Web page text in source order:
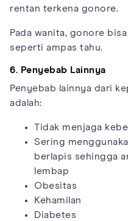
rentan terkena gonore.
Pada wanita, gonore
seperti ampas tahu.
6. Penyebab Lainnya
Penyebab lainnya dari
adalah:
Tidak menjaga
Sering
berlapis sehingga
lembap
Obesitas
Kehamilan
Diabetes